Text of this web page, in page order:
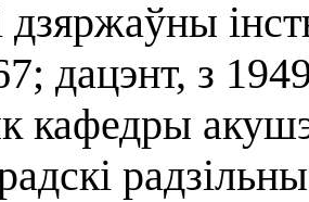
дзяржаўны
дацэнт, з
кафедры